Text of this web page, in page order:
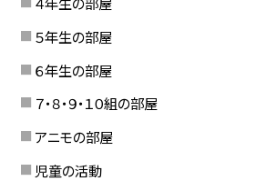
５年生の部屋
６年生の部屋
７・８・９・１０組の部屋
アニモの部屋
児童の活動